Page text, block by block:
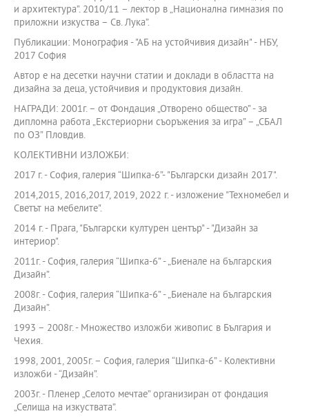
и архитектура”. 2010/11 – лектор в „Национална гимназия по
приложни изкуства – Св. Лука”.
Публикации: Монография - "АБ на устойчивия дизайн" - НБУ,
2017 София
Автор е на десетки научни статии и доклади в областта на
дизайна за деца, устойчивия и продуктовия дизайн.
НАГРАДИ: 2001г. – от Фондация „Отворено общество” - за
дипломна работа „Екстериорни съоръжения за игра” – „СБАЛ
по ОЗ” Пловдив.
КОЛЕКТИВНИ ИЗЛОЖБИ:
2017 г. - София, галерия “Шипка-6”- "Български дизайн 2017".
2014,2015, 2016,2017, 2019, 2022 г. - изложение "Техномебел и
Светът на мебелите".
2014 г. - Прага, "Български културен център" - "Дизайн за
интериор".
2011г. - София, галерия “Шипка-6” - „Биенале на българския
Дизайн”.
2008г. - София, галерия “Шипка-6” - „Биенале на българския
Дизайн”.
1993 – 2008г. - Множество изложби живопис в България и
Чехия.
1998, 2001, 2005г. – София, галерия “Шипка-6” - Колективни
изложби - “Дизайн”.
2003г. - Пленер „Селото мечтае” организиран от фондация
„Селища на изкуствата”.